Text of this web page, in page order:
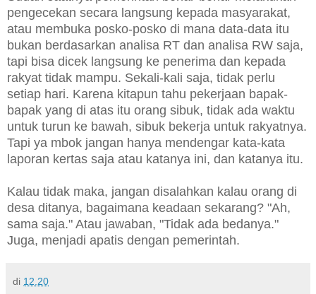
pengecekan secara langsung kepada masyarakat,
atau membuka posko-posko di mana data-data itu
bukan berdasarkan analisa RT dan analisa RW saja,
tapi bisa dicek langsung ke penerima dan kepada
rakyat tidak mampu. Sekali-kali saja, tidak perlu
setiap hari. Karena kitapun tahu pekerjaan bapak-
bapak yang di atas itu orang sibuk, tidak ada waktu
untuk turun ke bawah, sibuk bekerja untuk rakyatnya.
Tapi ya mbok jangan hanya mendengar kata-kata
laporan kertas saja atau katanya ini, dan katanya itu.
Kalau tidak maka, jangan disalahkan kalau orang di
desa ditanya, bagaimana keadaan sekarang? "Ah,
sama saja." Atau jawaban, "Tidak ada bedanya."
Juga, menjadi apatis dengan pemerintah.
di 12.20